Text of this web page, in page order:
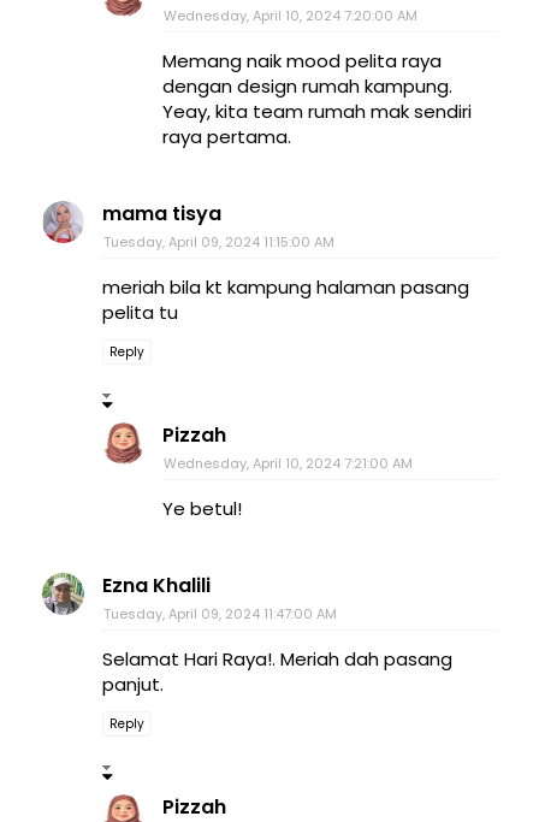
Wednesday, April 10, 2024 7:20:00 AM
Memang naik mood pelita raya
dengan design rumah kampung.
Yeay, kita team rumah mak sendiri
raya pertama.
mama tisya
Tuesday, April 09, 2024 11:15:00 AM
meriah bila kt kampung halaman pasang
pelita tu
Reply
Pizzah
Wednesday, April 10, 2024 7:21:00 AM
Ye betul!
Ezna Khalili
Tuesday, April 09, 2024 11:47:00 AM
Selamat Hari Raya!. Meriah dah pasang
panjut.
Reply
Pizzah